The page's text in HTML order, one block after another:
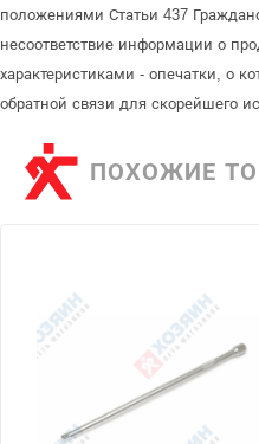
положениями Статьи 437
несоответствие информации о
характеристиками - опечатки, о
обратной связи для скорейшего
ПОХОЖИЕ